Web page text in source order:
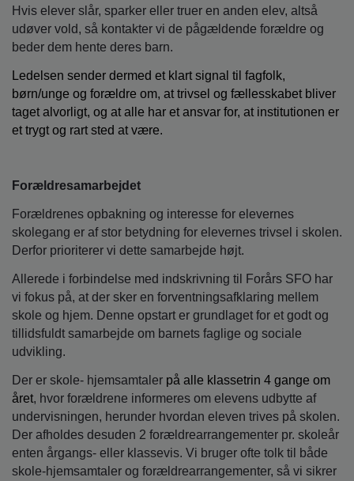
Hvis elever slår, sparker eller truer en anden elev, altså
udøver vold, så kontakter vi de pågældende forældre og
beder dem hente deres barn.
Ledelsen sender dermed et klart signal til fagfolk,
børn/unge og forældre om, at trivsel og fællesskabet bliver
taget alvorligt, og at alle har et ansvar for, at institutionen er
et trygt og rart sted at være.
Forældresamarbejdet
Forældrenes opbakning og interesse for elevernes
skolegang er af stor betydning for elevernes trivsel i skolen.
Derfor prioriterer vi dette samarbejde højt.
Allerede i forbindelse med indskrivning til Forårs SFO har
vi fokus på, at der sker en forventningsafklaring mellem
skole og hjem. Denne opstart er grundlaget for et godt og
tillidsfuldt samarbejde om barnets faglige og sociale
udvikling.
Der er skole- hjemsamtaler på alle klassetrin 4 gange om
året, hvor forældrene informeres om elevens udbytte af
undervisningen, herunder hvordan eleven trives på skolen.
Der afholdes desuden 2 forældrearrangementer pr. skoleår
enten årgangs- eller klassevis. Vi bruger ofte tolk til både
skole-hjemsamtaler og forældrearrangementer, så vi sikrer